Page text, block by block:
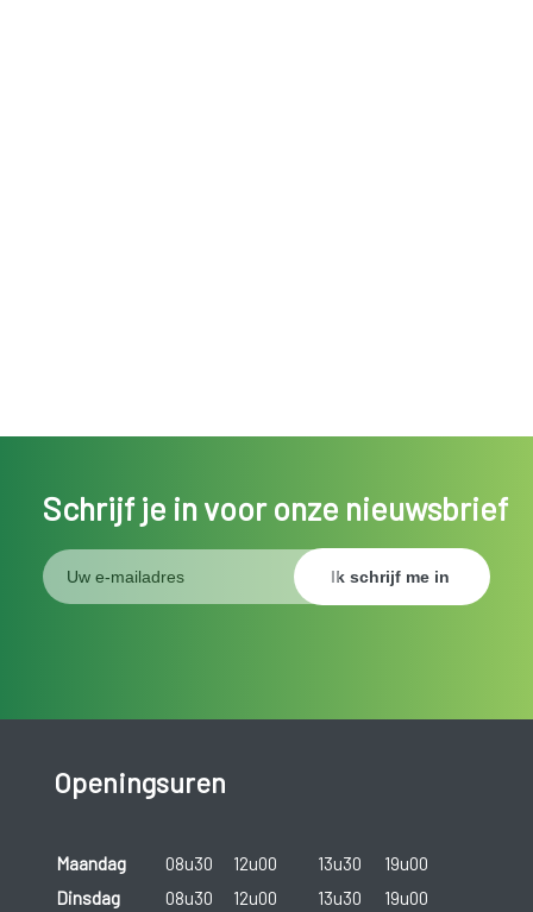
Schrijf je in voor onze nieuwsbrief
Openingsuren
Maandag 08u30 12u00 13u30
19u00
Dinsdag
08u30 12u00 13u30
19u00